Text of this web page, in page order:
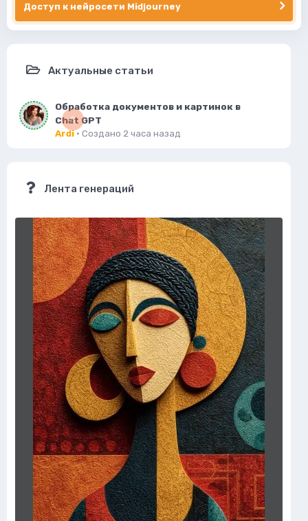
Доступ к нейросети Midjourney
Актуальные статьи
0
Обработка документов и картинок в
Chat GPT
Ardi· Создано 2 часа назад
Лента генераций